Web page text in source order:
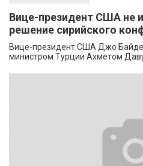
Вице-президент США не
решение сирийского
Вице-президент США Джо
министром Турции Ахметом